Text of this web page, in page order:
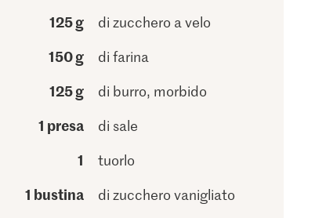
125 g di zucchero a velo
150 g di farina
125 g di burro, morbido
1 presa di sale
1 tuorlo
1 bustina di zucchero vanigliato